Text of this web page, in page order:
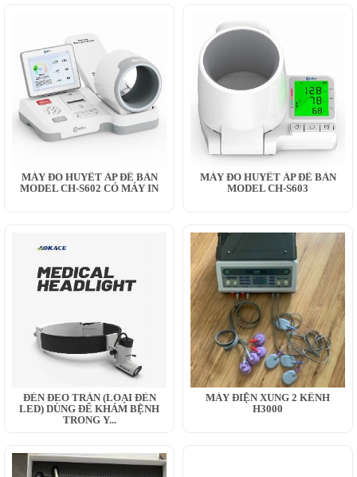
MÁY ĐO HUYẾT ÁP ĐỂ BÀN
MODEL CH-S602 CÓ MÁY IN
MÁY ĐO HUYẾT ÁP ĐỂ BÀN
MODEL CH-S603
ĐÈN ĐEO TRÁN (LOẠI ĐÈN
LED) DÙNG ĐỂ KHÁM BỆNH
TRONG Y...
MÁY ĐIỆN XUNG 2 KÊNH
H3000